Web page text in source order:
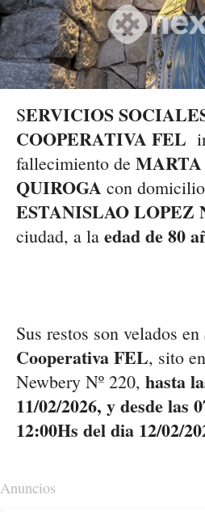
SERVICIOS
COOPERATIVA FEL
fallecimiento de
QUIROGA con
ESTANISLAO LOPEZ
ciudad, a la edad de 80
Sus restos son velados en
Cooperativa FEL, sito
Newbery Nº 220, hasta
11/02/2026, y desde las
12:00Hs del dia 12/02/
Anuncios